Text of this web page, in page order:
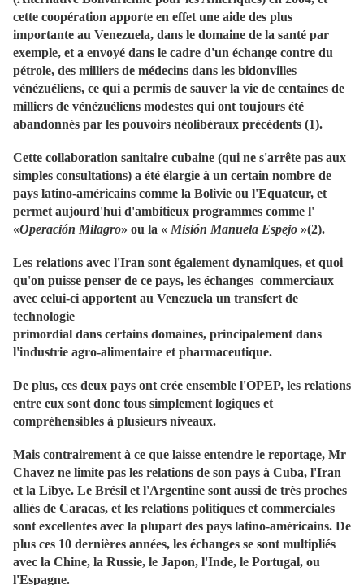
cette coopération apporte en effet une aide des plus
importante au Venezuela, dans le domaine de la santé par
exemple, et a envoyé dans le cadre d'un échange contre du
pétrole, des milliers de médecins dans les bidonvilles
vénézuéliens, ce qui a permis de sauver la vie de centaines de
milliers de vénézuéliens modestes qui ont toujours été
abandonnés par les pouvoirs néolibéraux précédents (1).
Cette collaboration sanitaire cubaine (qui ne s'arrête pas aux
simples consultations) a été élargie à un certain nombre de
pays latino-américains comme la Bolivie ou l'Equateur, et
permet aujourd'hui d'ambitieux programmes comme l'
«Operación Milagro» ou la « Misión Manuela Espejo »(2).
Les relations avec l'Iran sont également dynamiques, et quoi
qu'on puisse penser de ce pays, les échanges commerciaux
avec celui-ci apportent au Venezuela un transfert de
technologie
primordial dans certains domaines, principalement dans
l'industrie agro-alimentaire et pharmaceutique.
De plus, ces deux pays ont crée ensemble l'OPEP, les relations
entre eux sont donc tous simplement logiques et
compréhensibles à plusieurs niveaux.
Mais contrairement à ce que laisse entendre le reportage, Mr
Chavez ne limite pas les relations de son pays à Cuba, l'Iran
et la Libye. Le Brésil et l'Argentine sont aussi de très proches
alliés de Caracas, et les relations politiques et commerciales
sont excellentes avec la plupart des pays latino-américains. De
plus ces 10 dernières années, les échanges se sont multipliés
avec la Chine, la Russie, le Japon, l'Inde, le Portugal, ou
l'Espagne.